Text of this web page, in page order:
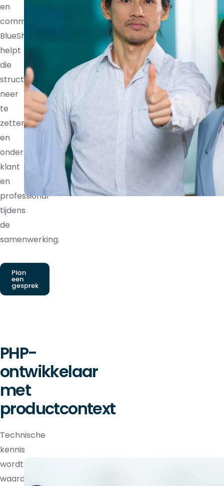
en
communicatieritmes.
BlueShores
helpt
die
structuur
neer
te
zetten
en
ondersteunt
klant
en
professional
tijdens
de
samenwerking.
Plan
een
gesprek
PHP-
ontwikkelaar
met
productcontext
Technische
kennis
wordt
waardevoller